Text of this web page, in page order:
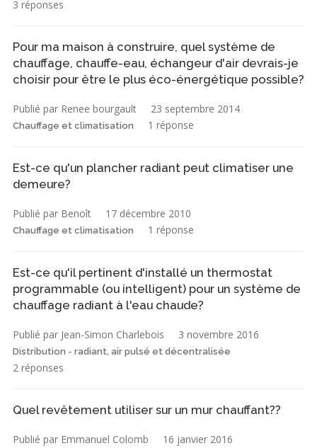
3 réponses
Pour ma maison à construire, quel système de
chauffage, chauffe-eau, échangeur d'air devrais-je
choisir pour être le plus éco-énergétique possible?
Publié par Renee bourgault 23 septembre 2014
Chauffage et climatisation 1 réponse
Est-ce qu'un plancher radiant peut climatiser une
demeure?
Publié par Benoît 17 décembre 2010
Chauffage et climatisation 1 réponse
Est-ce qu'il pertinent d'installé un thermostat
programmable (ou intelligent) pour un système de
chauffage radiant à l'eau chaude?
Publié par Jean-Simon Charlebois 3 novembre 2016
Distribution - radiant, air pulsé et décentralisée
2 réponses
Quel revêtement utiliser sur un mur chauffant??
Publié par Emmanuel Colomb 16 janvier 2016